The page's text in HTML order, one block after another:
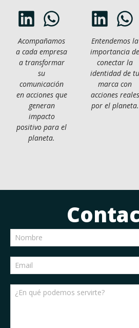
Acompañamos
a cada empresa
a transformar
su
comunicación
en acciones que
generan
impacto
positivo para el
planeta.
Entendemos la
importancia de
conectar la
identidad de tu
marca con
acciones reales
por el planeta.